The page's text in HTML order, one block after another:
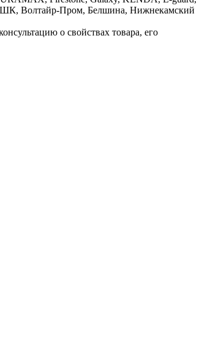
АШК, Волтайр-Пром, Белшина, Нижнекамский
о свойствах товара, его